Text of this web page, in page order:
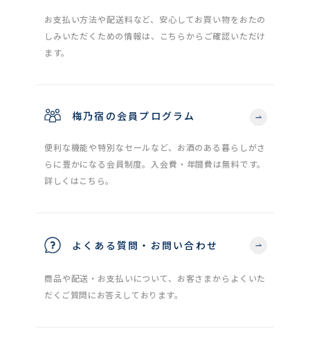
お支払い方法や配送料など、安心してお買い物をおたの
しみいただくための情報は、こちらからご確認いただけ
ます。
梅乃宿の会員プログラム
便利な機能や特別なセールなど、お酒のある暮らしがさ
らに豊かになる会員制度。入会費・年間費は無料です。
詳しくはこちら。
よくある質問・お問い合わせ
商品や配送・お支払いについて、お客さまからよくいた
だくご質問にお答えしております。